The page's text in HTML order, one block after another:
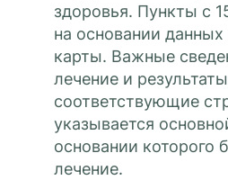
здоровья. Пункты с
на основании
карты. Важные
лечение и
соответствующие
указывается
основании которого
лечение.